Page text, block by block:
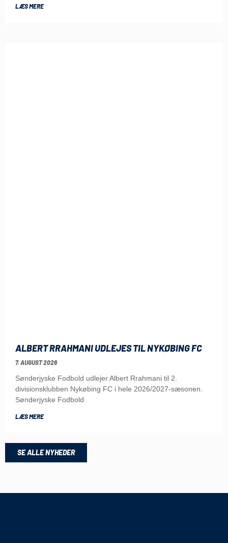
LÆS MERE
ALBERT RRAHMANI UDLEJES TIL NYKØBING FC
7. AUGUST 2026
Sønderjyske Fodbold udlejer Albert Rrahmani til 2.
divisionsklubben Nykøbing FC i hele 2026/2027-sæsonen.
Sønderjyske Fodbold
LÆS MERE
SE ALLE NYHEDER